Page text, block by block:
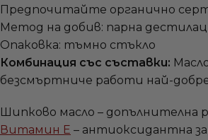
Предпочитайте органично
Метод на добив: парна
Опаковка: тъмно стъкло
Комбинация със съставки:
безсмъртниче работи най-
Шипково масло – допълнителна
Витамин E – антиоксидантна